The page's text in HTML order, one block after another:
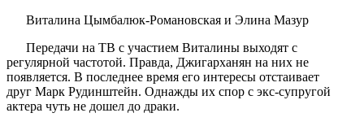
Виталина Цымбалюк-Романовская и Элина Мазур
Передачи на ТВ с участием Виталины выходят с
регулярной частотой. Правда, Джигарханян на них не
появляется. В последнее время его интересы отстаивает
друг Марк Рудинштейн. Однажды их спор с экс-супругой
актера чуть не дошел до драки.